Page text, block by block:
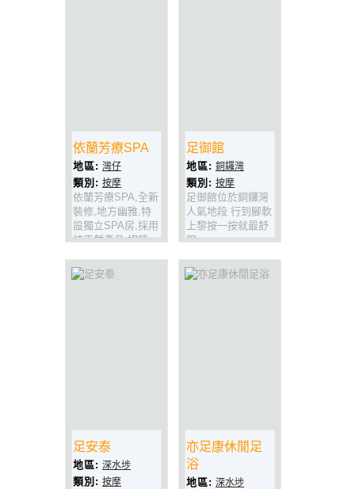
依蘭芳療SPA
地區: 灣仔
類別: 按摩
依蘭芳療SPA,全新
裝修,地方幽雅,特
設獨立SPA房,採用
純天然產品,招呼一
正既SPA呀!
足御館
地區: 銅鑼灣
類別: 按摩
足御館位於銅鑼灣
人氣地段 行到腳軟
上黎按一按就最舒
服
足安泰
地區: 深水埗
類別: 按摩
亦足康休閒足
浴
地區: 深水埗